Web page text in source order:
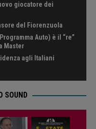
giocatore dei
del Fiorenzuola
Auto) è il “re”
Master
agli Italiani
SOUND